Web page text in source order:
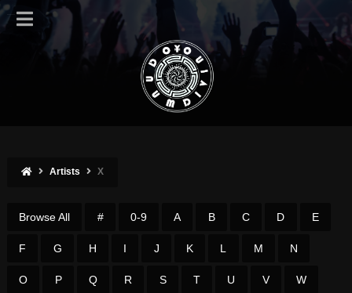
Artists X
Browse All # 0-9 A B C D E
F G H I J K L M N
O P Q R S T U V W